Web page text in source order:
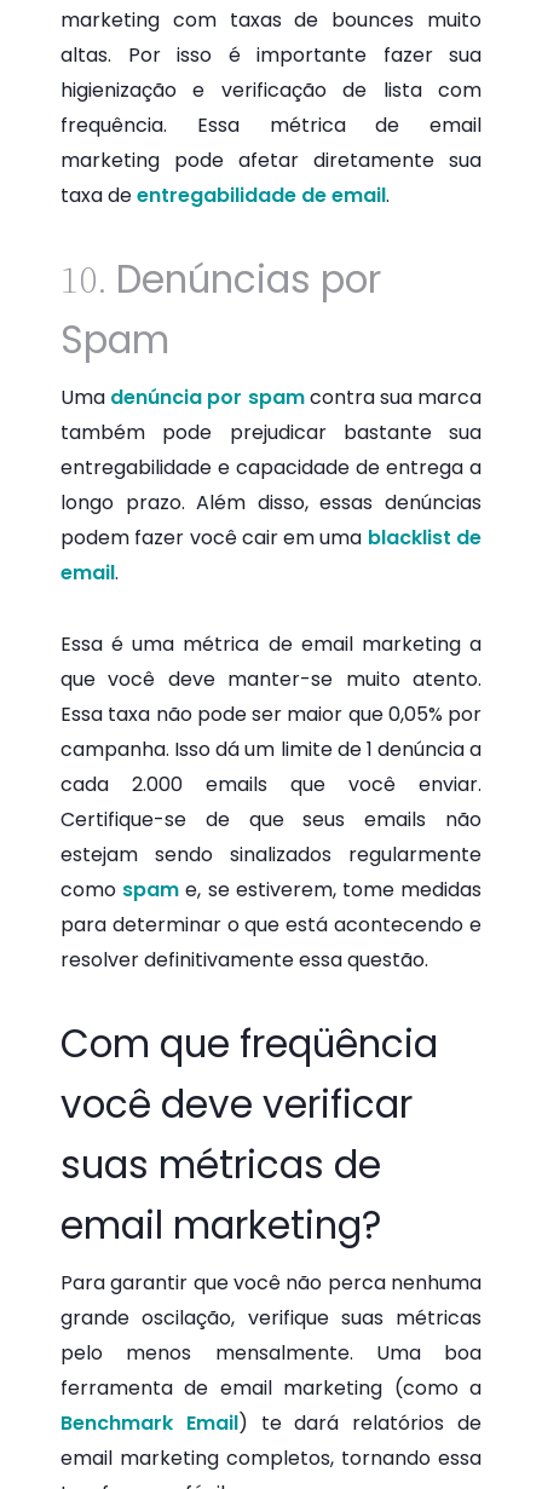
marketing com taxas de bounces muito
altas. Por isso é importante fazer sua
higienização e verificação de lista com
frequência. Essa métrica de email
marketing pode afetar diretamente sua
taxa deentregabilidade de email.
10. Denúncias por
Spam
Uma denúncia por spamcontra sua marca
também pode prejudicar bastante sua
entregabilidade e capacidade de entrega a
longo prazo. Além disso, essas denúncias
podem fazer você cair em uma blacklist de
email.
Essa é uma métrica de email marketing a
que você deve manter-se muito atento.
Essa taxa não pode ser maior que 0,05% por
campanha. Isso dá um limite de 1 denúncia a
cada 2.000 emails que você enviar.
Certifique-se de que seus emails não
estejam sendo sinalizados regularmente
como spam e, se estiverem, tome medidas
para determinar o que está acontecendo e
resolver definitivamente essa questão.
Com que freqüência
você deve verificar
suas métricas de
email marketing?
Para garantir que você não perca nenhuma
grande oscilação, verifique suas métricas
pelo menos mensalmente. Uma boa
ferramenta de email marketing (como a
Benchmark Email) te dará relatórios de
email marketing completos, tornando essa